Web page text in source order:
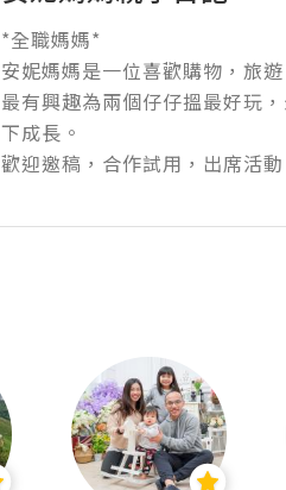
*全職媽媽*
安妮媽媽是一位喜歡購物，旅
最有興趣為兩個仔仔搵最好玩
下成長。
歡迎邀稿，合作試用，出席活動